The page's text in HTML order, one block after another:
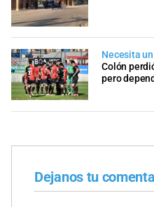
Necesita
Colón
pero
Dejanos tu